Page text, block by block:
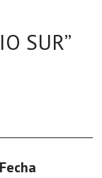
SUR”
Fecha